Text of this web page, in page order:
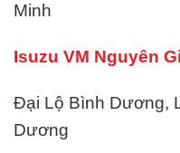
Minh
Isuzu VM Nguyên
Đại Lộ Bình Dương,
Dương